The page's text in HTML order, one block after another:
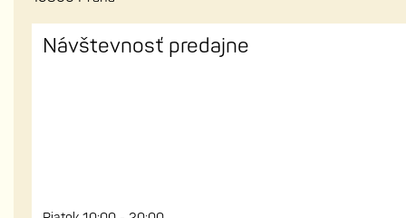
Návštevnosť predajne